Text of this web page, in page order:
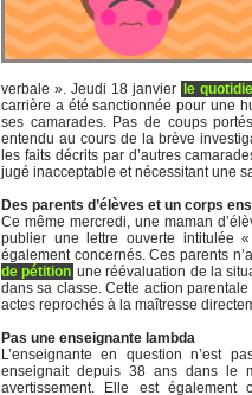
verbale ». Jeudi 18 janvier
le
carrière a été sanctionnée pour une
ses camarades. Pas de coups
entendu au cours de la brève
les faits décrits par d’autres
jugé inacceptable et nécessitant une
Des parents d’élèves et un corps
Ce même mercredi, une maman
publier une lettre ouverte intitulée
également concernés. Ces parents
de pétition une réévaluation de la
dans sa classe. Cette action
actes reprochés à la maîtresse
Pas une enseignante lambda
L’enseignante en question n’est
enseignait depuis 38 ans dans le
avertissement. Elle est également